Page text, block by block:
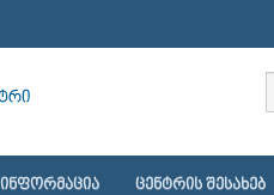
ᲪᲔᲜᲢᲠᲘᲡ ᲨᲔᲡᲐᲮᲔᲑ